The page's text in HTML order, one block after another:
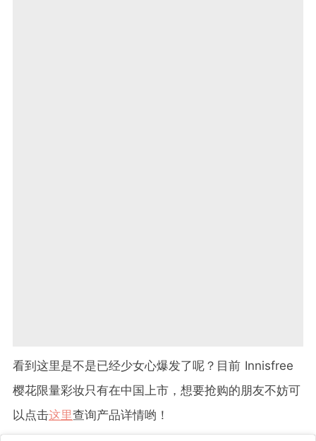
看到这里是不是已经少女心爆发了呢？目前 Innisfree
樱花限量彩妆只有在中国上市，想要抢购的朋友不妨可
以点击这里查询产品详情哟！